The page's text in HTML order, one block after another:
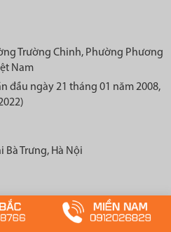
Trường Chinh, Phường Phương
Nam
đầu ngày 21 tháng 01 năm 2008,
Bà Trưng, Hà Nội
Tân Sơn Nhì, Thành phố Hồ